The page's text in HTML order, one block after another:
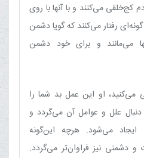
کج‌خلقی می‌کنند و با آنها با روی
رفتار می‌کنند که گویا دشمن
می‌مانند و برای خود دشمن
او این عمل بد شما را
علل و عوامل آن می‌گردد و
ایجاد می‌شود. هرچه این‌گونه
و دشمنی نیز فراوان‌تر می‌گردد.